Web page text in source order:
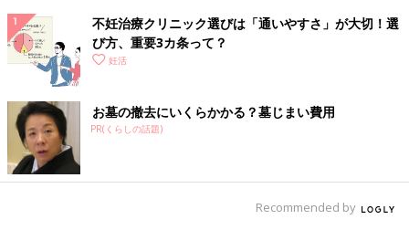
不妊治療クリニック選びは「通いやすさ」が大切！選
び方、重要3カ条って？
妊活
お墓の撤去にいくらかかる？墓じまい費用
PR(くらしの話題)
Recommended by